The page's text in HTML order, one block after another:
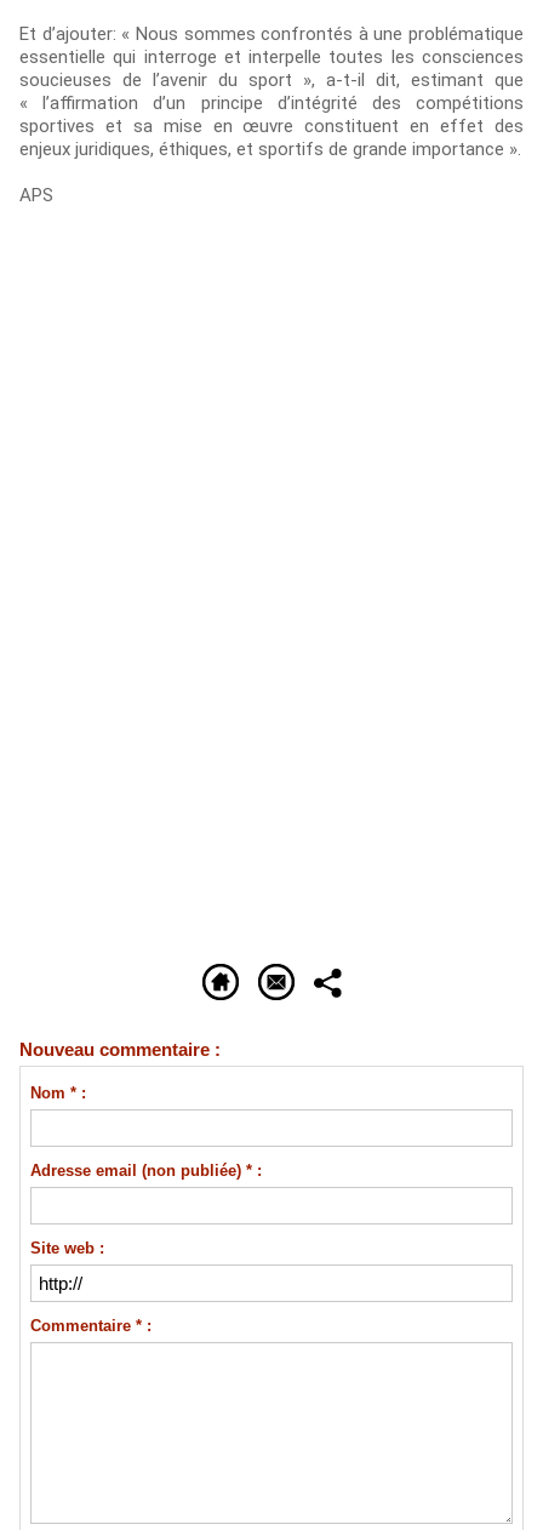
Et d’ajouter: « Nous sommes confrontés à une problématique
essentielle qui interroge et interpelle toutes les consciences
soucieuses de l’avenir du sport », a-t-il dit, estimant que
« l’affirmation d’un principe d’intégrité des compétitions
sportives et sa mise en œuvre constituent en effet des
enjeux juridiques, éthiques, et sportifs de grande importance ».
APS
Nouveau commentaire :
Nom * :
Adresse email (non publiée) * :
Site web :
Commentaire * :